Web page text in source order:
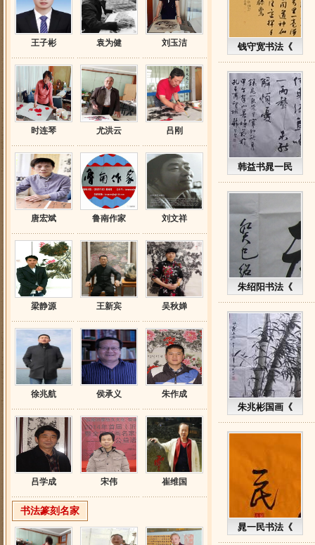
王子彬 袁为健 刘玉洁
时连琴 尤洪云 吕刚
唐宏斌 鲁南作家 刘文祥
梁静源 王新宾 吴秋婵
徐兆航 侯承义 朱作成
吕学成 宋伟 崔维国
书法篆刻名家
钱守宽书法《
韩益书晁一民
朱绍阳书法《
朱兆彬国画《
晁一民书法《